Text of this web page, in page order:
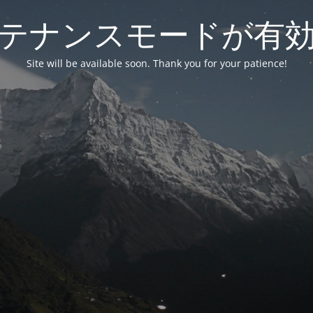
ナンスモードが有
Site will be available soon. Thank you for your patience!